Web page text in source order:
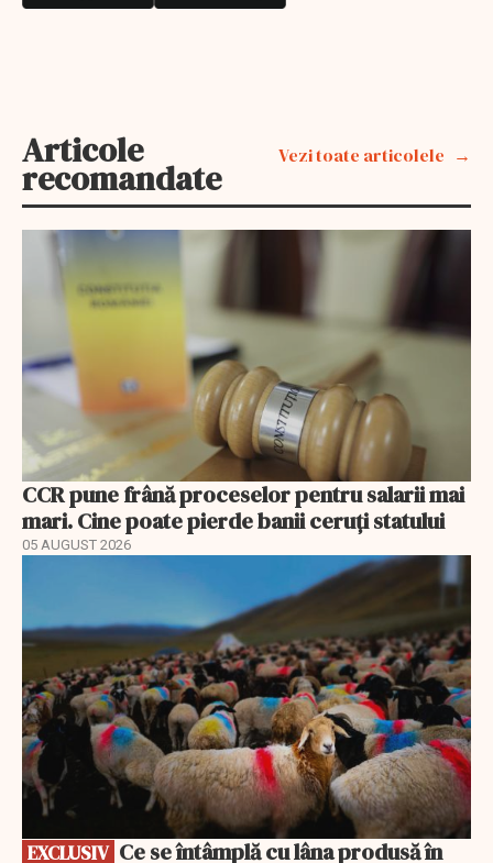
Articole
recomandate
Vezi toate articolele
CCR pune frână proceselor pentru salarii mai
mari. Cine poate pierde banii ceruți statului
05 AUGUST 2026
EXCLUSIV